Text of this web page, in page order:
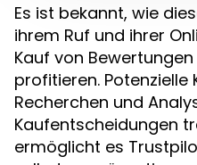
Es ist bekannt, wie
ihrem Ruf und ihrer
Kauf von
profitieren. Potenzielle
Recherchen und
Kaufentscheidungen
ermöglicht es